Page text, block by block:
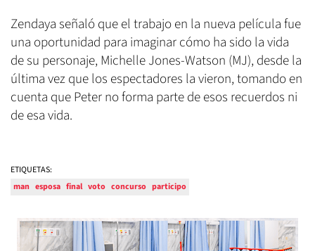
Zendaya señaló que el trabajo en la nueva película fue
una oportunidad para imaginar cómo ha sido la vida
de su personaje, Michelle Jones-Watson (MJ), desde la
última vez que los espectadores la vieron, tomando en
cuenta que Peter no forma parte de esos recuerdos ni
de esa vida.
ETIQUETAS:
man esposa final voto concurso participo